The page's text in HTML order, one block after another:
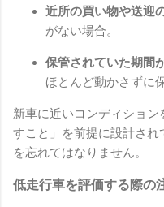
近所の買い物や送迎
がない場合。
保管されていた期間
ほとんど動かさずに
新車に近いコンディショ
すこと」を前提に設計さ
を忘れてはなりません。
低走行車を評価する際の